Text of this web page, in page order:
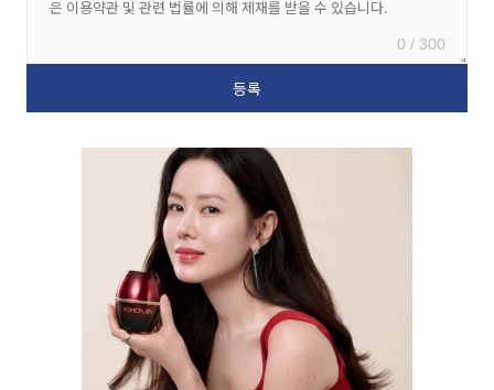
0 / 300